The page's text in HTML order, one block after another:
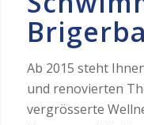
Ab 2015 steht
und renovierten
vergrösserte